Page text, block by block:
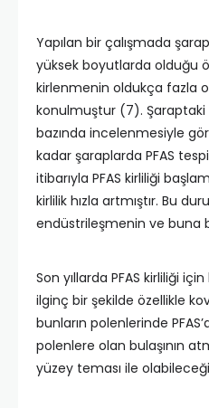
Yapılan bir çalışmada
yüksek boyutlarda olduğu
kirlenmenin oldukça fazla
konulmuştur (7). Şaraptaki
bazında incelenmesiyle
kadar şaraplarda PFAS
itibarıyla PFAS kirliliği
kirlilik hızla artmıştır. Bu
endüstrileşmenin ve buna
Son yıllarda PFAS kirliliği
ilginç bir şekilde özellikle
bunların polenlerinde
polenlere olan bulaşının
yüzey teması ile